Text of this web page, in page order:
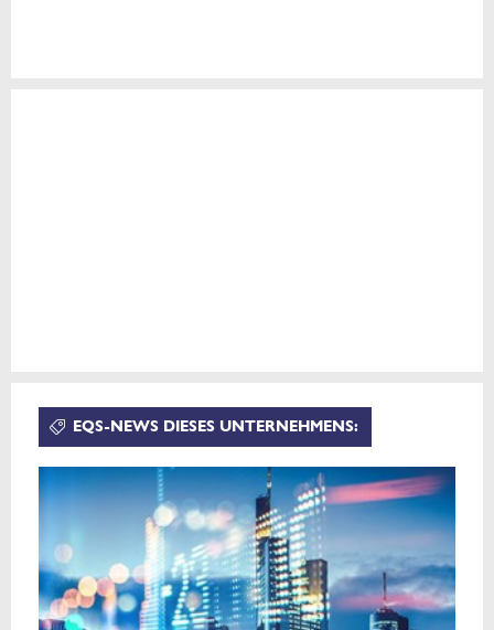
EQS-NEWS DIESES UNTERNEHMENS: